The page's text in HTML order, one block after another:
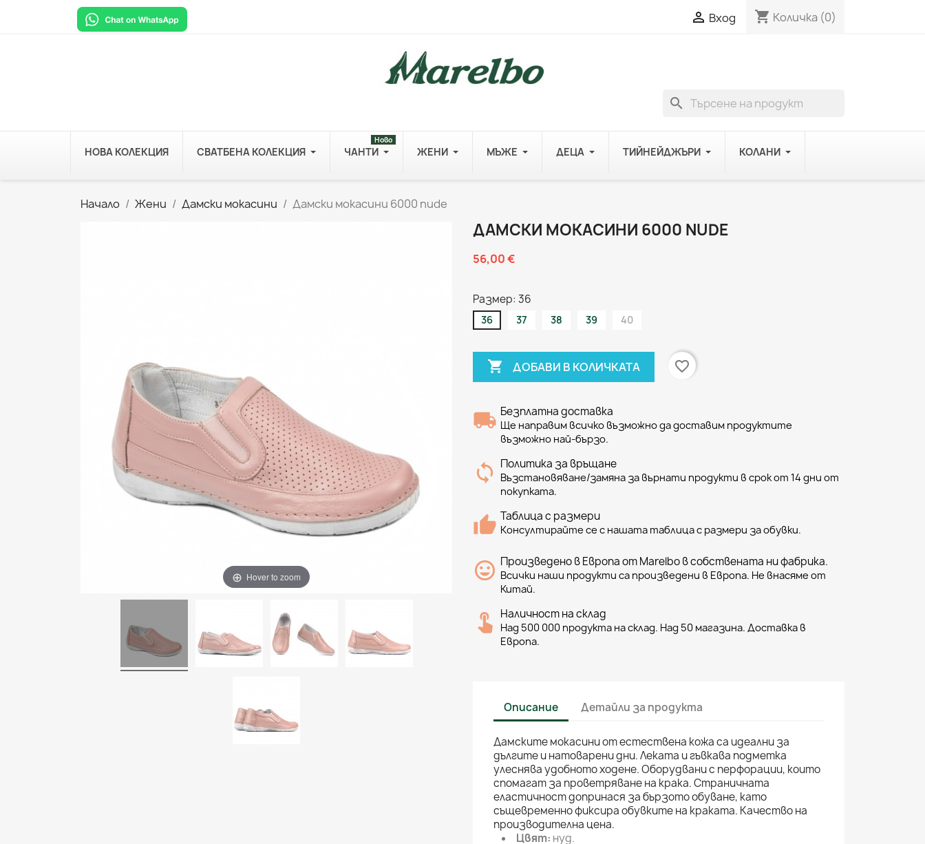
 Вход shopping_cart Количка (0)
search
НОВА КОЛЕКЦИЯ СВАТБЕНА КОЛЕКЦИЯ ЧАНТИ
Ново
ЖЕНИ МЪЖЕ ДЕЦА ТИЙНЕЙДЖЪРИ КОЛАНИ
Начало Жени Дамски мокасини Дамски мокасини 6000 nude
Hover to zoom
ДАМСКИ МОКАСИНИ 6000 NUDE
56,00 €
Размер: 36
36 37 38 39 40
 ДОБАВИ В КОЛИЧКАТА favorite_border
Безплатна доставка
Ще направим всичко възможно да доставим продуктите
възможно най-бързо.
Политика за връщане
Възстановяване/замяна за върнати продукти в срок от 14 дни от
покупката.
Таблица с размери
Консултирайте се с нашата таблица с размери за обувки.
Произведено в Европа от Marelbo в собствената ни фабрика.
Всички наши продукти са произведени в Европа. Не внасяме от
Китай.
Наличност на склад
Над 500 000 продукта на склад. Над 50 магазина. Доставка в
Европа.
Описание Детайли за продукта
Дамските мокасини от естествена кожа са идеални за
дългите и натоварени дни. Леката и гъвкава подметка
улеснява удобното ходене. Оборудвани с перфорации, които
спомагат за проветряване на крака. Страничната
еластичност допринася за бързото обуване, като
същевременно фиксира обувките на краката. Качество на
производителна цена.
Цвят: нуд.